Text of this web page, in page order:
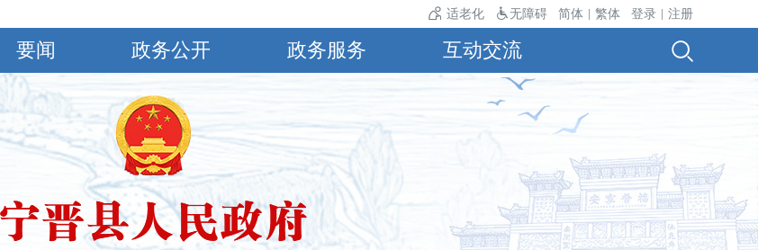
到中雨，偏南风4～5级，阵风6～8级，最高气温30℃，最低气温24℃。 适老化 无障碍 简体 繁体 登录 注册
要闻 政务公开 政务服务 互动交流